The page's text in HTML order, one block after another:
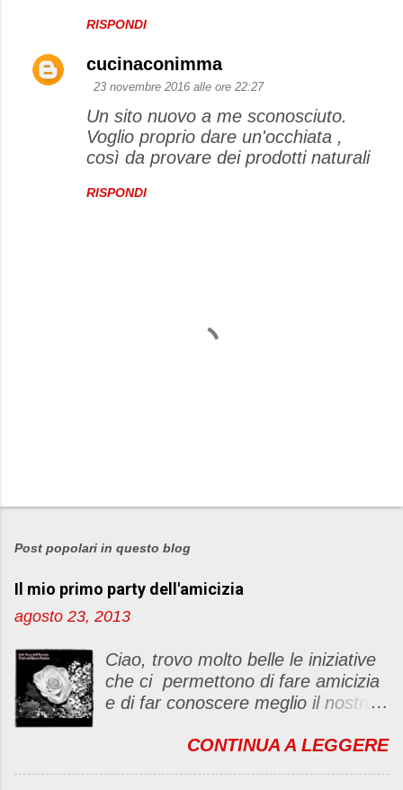
RISPONDI
cucinaconimma
23 novembre 2016 alle ore 22:27
Un sito nuovo a me sconosciuto.
Voglio proprio dare un'occhiata ,
così da provare dei prodotti naturali
RISPONDI
P
s
a
u
c
o
m
m
t
Post popolari in questo blog
Il mio primo party dell'amicizia
agosto 23, 2013
Ciao, trovo molto belle le iniziative
che ci permettono di fare amicizia
e di far conoscere meglio il nostro
un "party" dell'amicizia .... Mi
CONTINUA A LEGGERE